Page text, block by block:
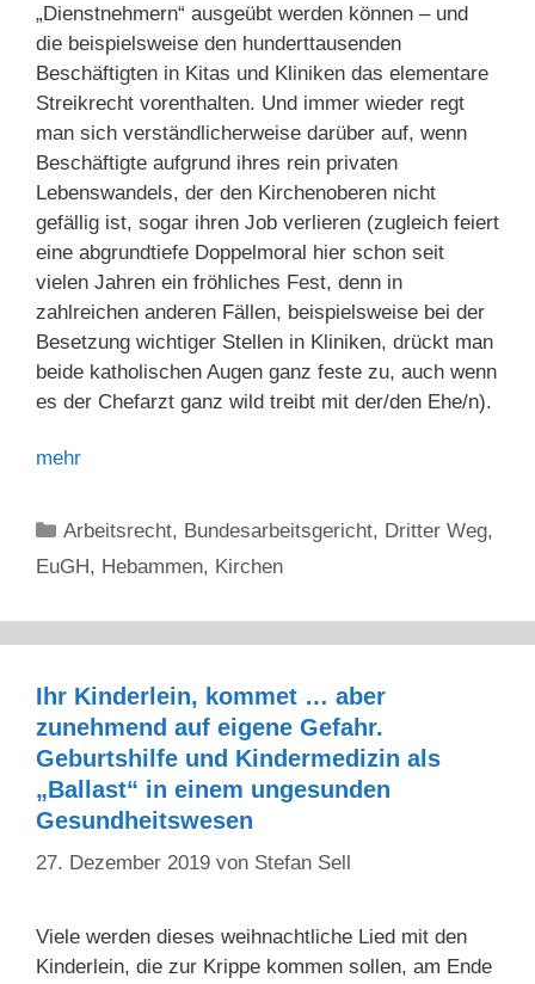
„Dienstnehmern“ ausgeübt werden können – und
die beispielsweise den hunderttausenden
Beschäftigten in Kitas und Kliniken das elementare
Streikrecht vorenthalten. Und immer wieder regt
man sich verständlicherweise darüber auf, wenn
Beschäftigte aufgrund ihres rein privaten
Lebenswandels, der den Kirchenoberen nicht
gefällig ist, sogar ihren Job verlieren (zugleich feiert
eine abgrundtiefe Doppelmoral hier schon seit
vielen Jahren ein fröhliches Fest, denn in
zahlreichen anderen Fällen, beispielsweise bei der
Besetzung wichtiger Stellen in Kliniken, drückt man
beide katholischen Augen ganz feste zu, auch wenn
es der Chefarzt ganz wild treibt mit der/den Ehe/n).
mehr
Kategorien
Arbeitsrecht, Bundesarbeitsgericht, Dritter Weg,
EuGH, Hebammen, Kirchen
Ihr Kinderlein, kommet … aber
zunehmend auf eigene Gefahr.
Geburtshilfe und Kindermedizin als
„Ballast“ in einem ungesunden
Gesundheitswesen
27. Dezember 2019 von Stefan Sell
Viele werden dieses weihnachtliche Lied mit den
Kinderlein, die zur Krippe kommen sollen, am Ende